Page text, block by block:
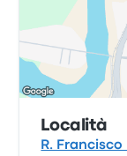
Località
R.